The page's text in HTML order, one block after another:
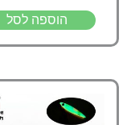
הוספה לסל